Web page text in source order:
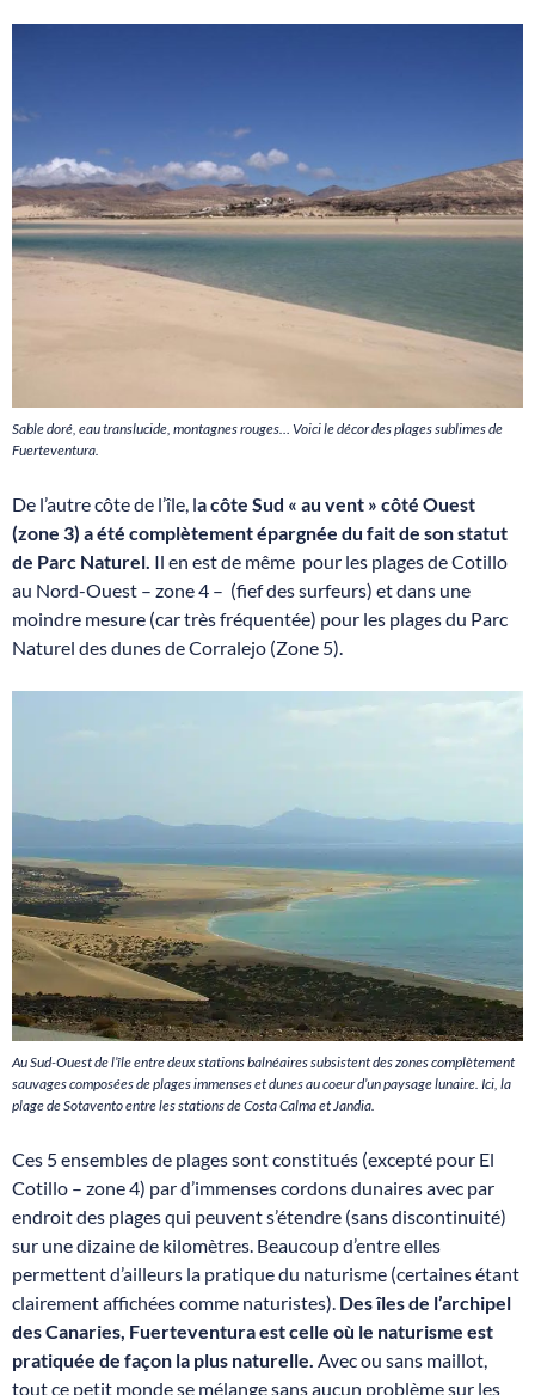
Sable doré, eau translucide, montagnes rouges… Voici le décor des plages sublimes de
Fuerteventura.
De l’autre côte de l’île, la côte Sud « au vent » côté Ouest
(zone 3) a été complètement épargnée du fait de son statut
de Parc Naturel. Il en est de même pour les plages de Cotillo
au Nord-Ouest – zone 4 – (fief des surfeurs) et dans une
moindre mesure (car très fréquentée) pour les plages du Parc
Naturel des dunes de Corralejo (Zone 5).
Au Sud-Ouest de l’île entre deux stations balnéaires subsistent des zones complètement
sauvages composées de plages immenses et dunes au coeur d’un paysage lunaire. Ici, la
plage de Sotavento entre les stations de Costa Calma et Jandia.
Ces 5 ensembles de plages sont constitués (excepté pour El
Cotillo – zone 4) par d’immenses cordons dunaires avec par
endroit des plages qui peuvent s’étendre (sans discontinuité)
sur une dizaine de kilomètres. Beaucoup d’entre elles
permettent d’ailleurs la pratique du naturisme (certaines étant
clairement affichées comme naturistes). Des îles de l’archipel
des Canaries, Fuerteventura est celle où le naturisme est
pratiquée de façon la plus naturelle. Avec ou sans maillot,
tout ce petit monde se mélange sans aucun problème sur les